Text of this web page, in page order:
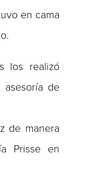
en cama
los realizó
de
de manera
Prisse en